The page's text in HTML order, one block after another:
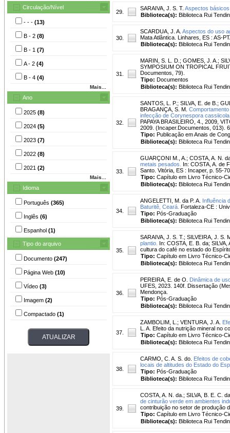
Circulação/Nível
- - - (13)
B - 2 (8)
B - 1 (7)
A - 2 (4)
B - 4 (4)
Mais...
Ano
2025 (8)
2024 (5)
2023 (7)
2022 (8)
2021 (2)
Mais...
Idioma
Português (365)
Inglês (6)
Espanhol (1)
Tipo do arquivo
Documento (247)
Página Web (10)
Vídeo (3)
Imagem (2)
Compactado (1)
29.
SARAIVA, J. S. T. Aspectos
Biblioteca(s): Biblioteca Rui
30.
SCARDUA, J. A. Aspectos do uso
Mata Atlântica. Linhares, ES : AS-
Biblioteca(s): Biblioteca Rui
31.
MARIN, S. L. D. ; GOMES, J. A. ;
SYMPOSIUM ON TROPICAL
Documentos, 79).
Tipo: Documentos
Biblioteca(s): Biblioteca Rui
32.
SANTOS, L. P. ; SILVA, E. de B. ;
BRAGANÇA, S. M.
infecção de Corynespora
PAPAYA BRASILEIRO, 4., 2009,
2009. (Incaper.Documentos, 013).
Tipo: Publicação em Anais de
Biblioteca(s): Biblioteca Rui
33.
GUARÇONI M., A. ; COSTA, A. N.
metais pesados.
In: COSTA, A. de
Santo. Vitória, ES : Incaper, p. 55-
Tipo: Capítulo em Livro Técnico-
Biblioteca(s): Biblioteca Rui
34.
ANGELETTI, M. da P. A. Influência
Baturitê, Ceará. Fortaleza-CE :
Tipo: Pós-Graduação
Biblioteca(s): Biblioteca Rui
35.
SARAIVA, J. S. T. ; SILVEIRA, J. S.
plantio. In: COSTA, E. B. da;
cultura do café no estado do
Tipo: Capítulo em Livro Técnico-
Biblioteca(s): Biblioteca Rui
36.
PEREIRA, E. de O.
Dinâmica de
UFES, 2023. 140f. Dissertação
Mendonça.
Tipo: Pós-Graduação
Biblioteca(s): Biblioteca Rui
37.
ZAMBOLIM, L. ; VENTURA, J. A.
L. A. Efeito da nutrição mineral no
Tipo: Capítulo em Livro Técnico-
Biblioteca(s): Biblioteca Rui
38.
CARMO, C. A. S. do. Efeitos de
locais de altitudes do Estado do
Tipo: Pós-Graduação
Biblioteca(s): Biblioteca Rui
39.
COSTA, A. N. da. ; SILVA, B. E. C.
de cinturão verde em ambientes
contribuição no setor de produção
Tipo: Capítulo em Livro Técnico-
Biblioteca(s): Biblioteca Rui